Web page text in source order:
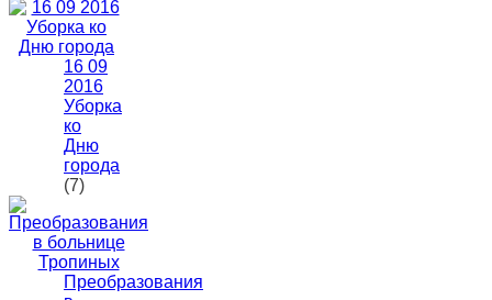
16 09
2016
Уборка
ко
Дню
города
(7)
Преобразования